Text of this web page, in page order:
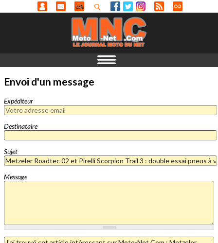
Envoi d'un message
Expéditeur
Destinataire
Sujet
Message